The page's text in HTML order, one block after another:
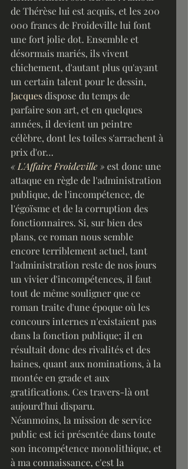
de Thérèse lui est acquis, et les 200
000 francs de Froideville lui font
une fort jolie dot. Ensemble et
désormais mariés, ils vivent
chichement, d'autant plus qu'ayant
un certain talent pour le dessin,
Jacques dispose du temps de
parfaire son art, et en quelques
années, il devient un peintre
célèbre, dont les toiles s'arrachent à
prix d'or…
« L'Affaire Froideville » est donc une
attaque en règle de l'administration
publique, de l'incompétence, de
l'égoïsme et de la corruption des
fonctionnaires. Si, sur bien des
plans, ce roman nous semble
encore terriblement actuel, tant
l'administration reste de nos jours
un vivier d'incompétences, il faut
tout de même souligner que ce
roman traite d'une époque où les
concours internes n'existaient pas
dans la fonction publique; il en
résultait donc des rivalités et des
haines, quant aux nominations, à la
montée en grade et aux
gratifications. Ces travers-là ont
aujourd'hui disparu.
Néanmoins, la mission de service
public est ici présentée dans toute
son incompétence monolithique, et
à ma connaissance, c'est la